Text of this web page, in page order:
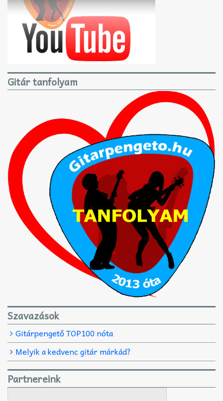
Gitár tanfolyam
Szavazások
Gitárpengető TOP100 nóta
Melyik a kedvenc gitár márkád?
Partnereink